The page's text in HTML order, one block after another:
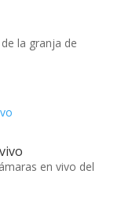
la granja de
en vivo del